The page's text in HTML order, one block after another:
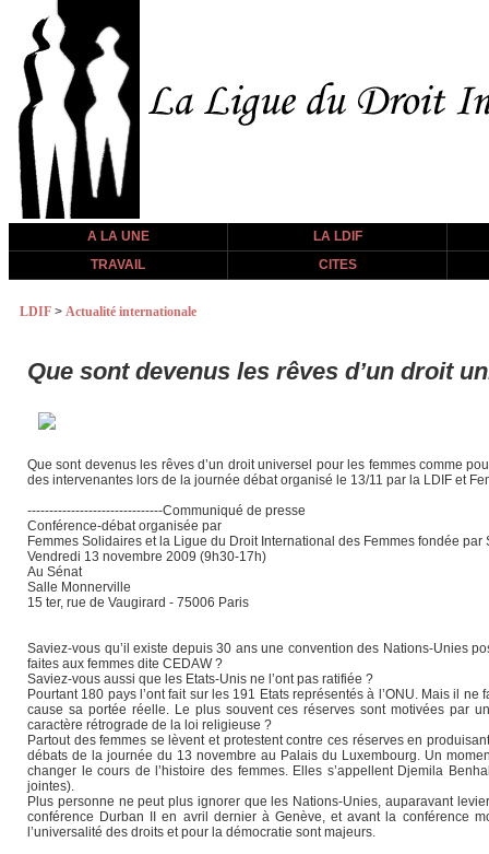
A LA UNE
LA LDIF
TRAVAIL
CITES
LDIF > Actualité internationale
Que sont devenus les rêves d’un droit
Que sont devenus les rêves d’un droit universel pour les femmes comme
des intervenantes lors de la journée débat organisé le 13/11 par la LDIF et
-------------------------------Communiqué de presse
Conférence-débat organisée par
Femmes Solidaires et la Ligue du Droit International des Femmes fondée par
Vendredi 13 novembre 2009 (9h30-17h)
Au Sénat
Salle Monnerville
15 ter, rue de Vaugirard - 75006 Paris
Saviez-vous qu’il existe depuis 30 ans une convention des Nations-Unies
faites aux femmes dite CEDAW ?
Saviez-vous aussi que les Etats-Unis ne l’ont pas ratifiée ?
Pourtant 180 pays l’ont fait sur les 191 Etats représentés à l’ONU. Mais il ne
cause sa portée réelle. Le plus souvent ces réserves sont motivées par
caractère rétrograde de la loi religieuse ?
Partout des femmes se lèvent et protestent contre ces réserves en
débats de la journée du 13 novembre au Palais du Luxembourg. Un
changer le cours de l’histoire des femmes. Elles s’appellent Djemila
jointes).
Plus personne ne peut plus ignorer que les Nations-Unies, auparavant
conférence Durban II en avril dernier à Genève, et avant la conférence
l’universalité des droits et pour la démocratie sont majeurs.